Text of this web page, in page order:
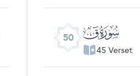
50 ﯟ
45 Verset